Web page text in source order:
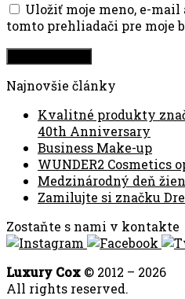
Uložiť moje meno, e-
tomto prehliadači pre moje
Najnovšie články
Kvalitné produkty
40th Anniversary
Business Make-up
WUNDER2 Cosmetics
Medzinárodný deň
Zamilujte si značku
Zostaňte s nami v kontakte
Luxury Cox © 2012 – 2026
All rights reserved.